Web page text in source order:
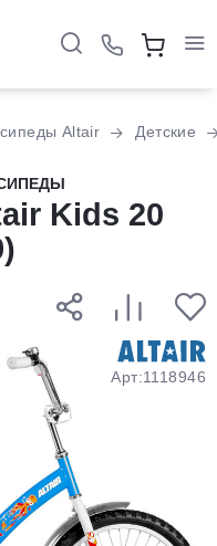
Altair Детские
Kids 20
Арт:1118946